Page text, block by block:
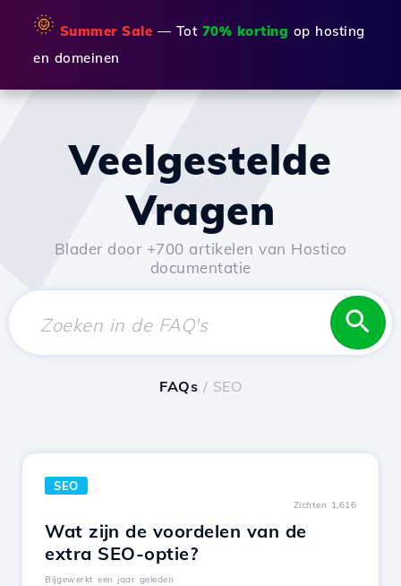
🌞 Summer Sale — Tot 70% korting op hosting
en domeinen
Veelgestelde
Vragen
Blader door +700 artikelen van Hostico
documentatie
FAQs / SEO
SEO
Zichten 1,616
Wat zijn de voordelen van de
extra SEO-optie?
Bijgewerkt een jaar geleden